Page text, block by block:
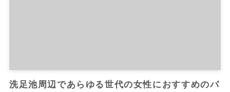
洗足池周辺であらゆる世代の女性におすすめのパ